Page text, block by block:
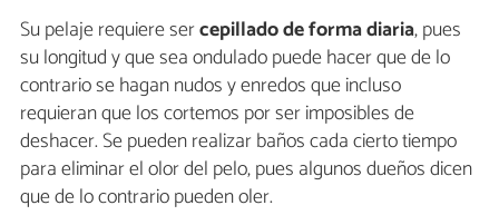
Su pelaje requiere sercepillado de forma diaria, pues
su longitud y que sea ondulado puede hacer que de lo
contrario se hagan nudos y enredos que incluso
requieran que los cortemos por ser imposibles de
deshacer. Se pueden realizar baños cada cierto tiempo
para eliminar el olor del pelo, pues algunos dueños dicen
que de lo contrario pueden oler.